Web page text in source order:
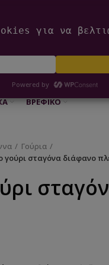
ΕΊΣΟΔΟΣ /
ΒΡΕΦΙΚΌ
Γούρια
γούρι σταγόνα διάφανο